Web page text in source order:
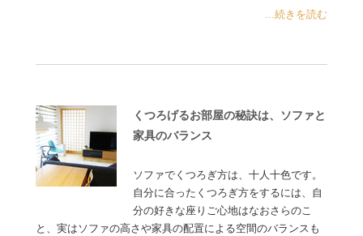
...続きを読む
くつろげるお部屋の秘訣は、ソファと
家具のバランス
ソファでくつろぎ方は、十人十色です。
自分に合ったくつろぎ方をするには、自
分の好きな座りご心地はなおさらのこ
と、実はソファの高さや家具の配置による空間のバランスも